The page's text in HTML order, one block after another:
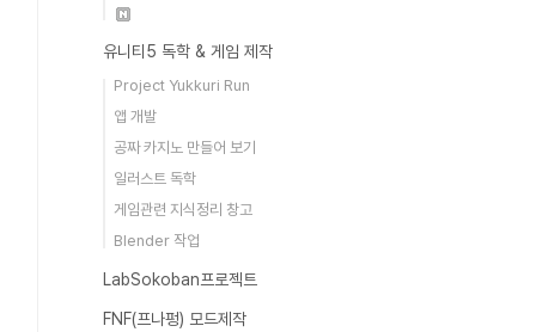
유니티5 독학 & 게임 제작
Project Yukkuri Run
앱 개발
공짜 카지노 만들어 보기
일러스트 독학
게임관련 지식정리 창고
Blender 작업
LabSokoban프로젝트
FNF(프나펑) 모드제작